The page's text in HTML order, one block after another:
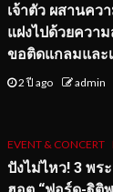
เจ้าตัว ผสานคว
แฝงไปด้วยควา
ขอติดแกลมและ
2 ปี ago admin
EVENT & CONCERT
ปังไม่ไหว! 3 พร